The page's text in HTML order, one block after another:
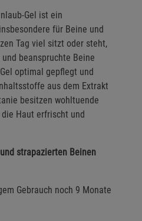
Gel ist ein
für Beine und
Tag viel sitzt oder steht,
beanspruchte Beine
optimal gepflegt und
aus dem Extrakt
besitzen wohltuende
Haut erfrischt und
strapazierten Beinen
Gebrauch noch 9 Monate